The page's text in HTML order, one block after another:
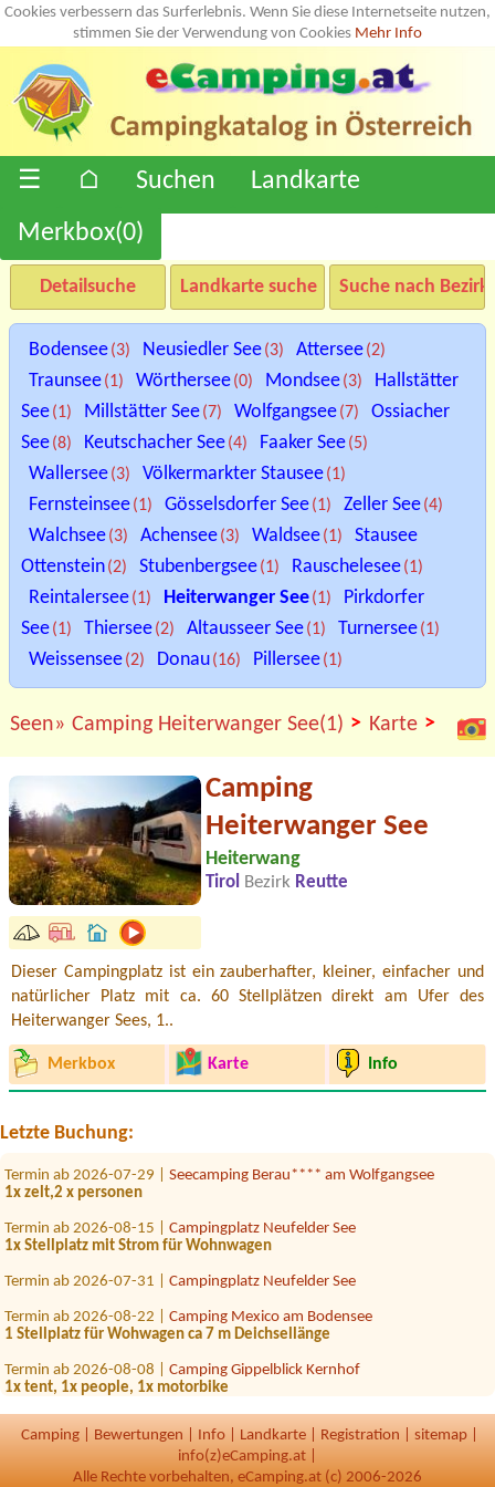
Cookies verbessern das Surferlebnis. Wenn Sie diese Internetseite nutzen,
stimmen Sie der Verwendung von Cookies Mehr Info
☰ ⌂ Suchen
Landkarte
Merkbox(0)
Detailsuche Landkarte suche Suche nach
Bodensee(3) Neusiedler See(3) Attersee(2)
Traunsee(1) Wörthersee(0) Mondsee(3)
Hallstätter
See(1) Millstätter See(7) Wolfgangsee(7)
Ossiacher
See(8) Keutschacher See(4) Faaker See(5)
Wallersee(3) Völkermarkter Stausee(1)
Fernsteinsee(1) Gösselsdorfer See(1) Zeller See(4)
Walchsee(3) Achensee(3) Waldsee(1)
Stausee
Ottenstein(2) Stubenbergsee(1) Rauschelesee(1)
Reintalersee(1) Heiterwanger See(1)
Pirkdorfer
See(1) Thiersee(2) Altausseer See(1) Turnersee(1)
Weissensee(2) Donau(16) Pillersee(1)
Seen» Camping Heiterwanger See(1) > Karte >
Camping
Heiterwanger See
Heiterwang
Tirol Bezirk Reutte
Dieser Campingplatz ist ein zauberhafter, kleiner, einfacher und
natürlicher Platz mit ca. 60 Stellplätzen direkt am Ufer des
Heiterwanger Sees, 1..
Merkbox Karte Info
Letzte Buchung:
Termin ab 2026-08-07 |
Camping Neubauer
JaJa
1xzeltplatz und wagen
Termin ab 2026-07-29 | Seecamping Berau**** am Wolfgangsee
1x zelt,2 x personen
Termin ab 2026-08-15 | Campingplatz Neufelder See
1x Stellplatz mit Strom für Wohnwagen
Termin ab 2026-07-31 | Campingplatz Neufelder See
Termin ab 2026-08-22 | Camping Mexico am Bodensee
1 Stellplatz für Wohwagen ca 7 m Deichsellänge
Termin ab 2026-08-08 | Camping Gippelblick Kernhof
1x tent, 1x people, 1x motorbike
1 Zelt 1 Erwachsener, 2 Kinder
Termin ab 2026-08-05 |Gasthof Staud'nwirt
Camping Bewertungen Info Landkarte Registration sitemap
info(z)eCamping.at |
Alle Rechte vorbehalten, eCamping.at (c) 2006-2026